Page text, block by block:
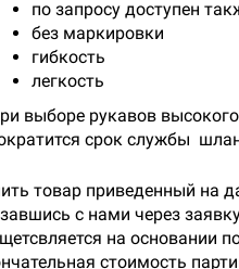
по запросу доступен
без маркировки
гибкость
легкость
выборе рукавов
срок службы
товар приведенный на
с нами через
на основании
стоимость